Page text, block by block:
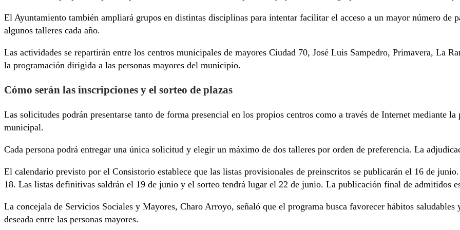
El Ayuntamiento también ampliará grupos en distintas disciplinas para intentar facilitar el acceso a un mayor número de
algunos talleres cada año.
Las actividades se repartirán entre los centros municipales de mayores Ciudad 70, José Luis Sampedro, Primavera, La
la programación dirigida a las personas mayores del municipio.
Cómo serán las inscripciones y el sorteo de plazas
Las solicitudes podrán presentarse tanto de forma presencial en los propios centros como a través de Internet mediante
municipal.
Cada persona podrá entregar una única solicitud y elegir un máximo de dos talleres por orden de preferencia. La
El calendario previsto por el Consistorio establece que las listas provisionales de preinscritos se publicarán el 16 de
18. Las listas definitivas saldrán el 19 de junio y el sorteo tendrá lugar el 22 de junio. La publicación final de admitidos
La concejala de Servicios Sociales y Mayores, Charo Arroyo, señaló que el programa busca favorecer hábitos
deseada entre las personas mayores.